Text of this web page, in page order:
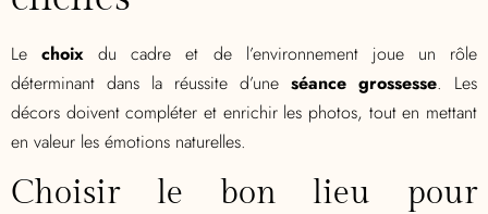
Lechoix du cadre et de l’environnement joue un rôle
déterminant dans la réussite d’une séance grossesse. Les
décors doivent compléter et enrichir les photos, tout en mettant
en valeur les émotions naturelles.
Choisir le bon lieu pour